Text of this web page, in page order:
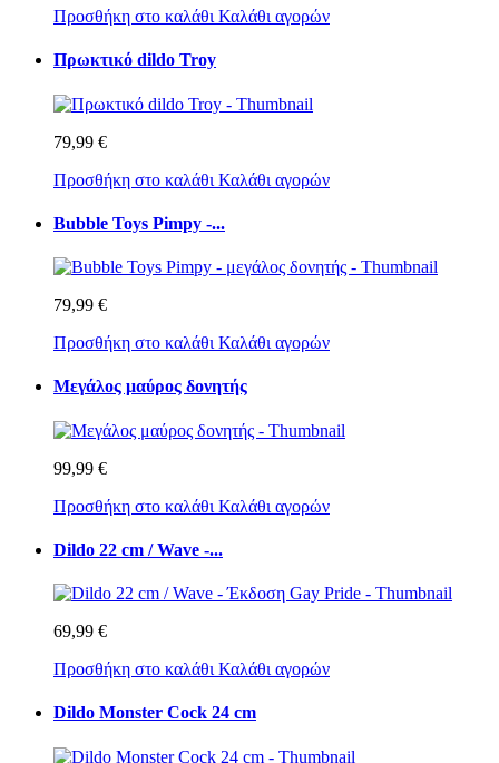
Προσθήκη στο καλάθι Καλάθι αγορών
Πρωκτικό dildo Troy
79,99 €
Προσθήκη στο καλάθι Καλάθι αγορών
Bubble Toys Pimpy -...
79,99 €
Προσθήκη στο καλάθι Καλάθι αγορών
Μεγάλος μαύρος δονητής
99,99 €
Προσθήκη στο καλάθι Καλάθι αγορών
Dildo 22 cm / Wave -...
69,99 €
Προσθήκη στο καλάθι Καλάθι αγορών
Dildo Monster Cock 24 cm